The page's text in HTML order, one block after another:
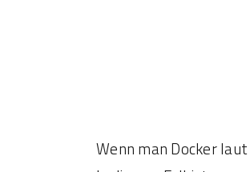
Wenn man Docker